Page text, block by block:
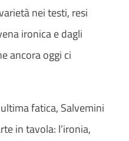
nei testi, resi
ironica e dagli
ancora oggi ci
fatica, Salvemini
in tavola: l’ironia,